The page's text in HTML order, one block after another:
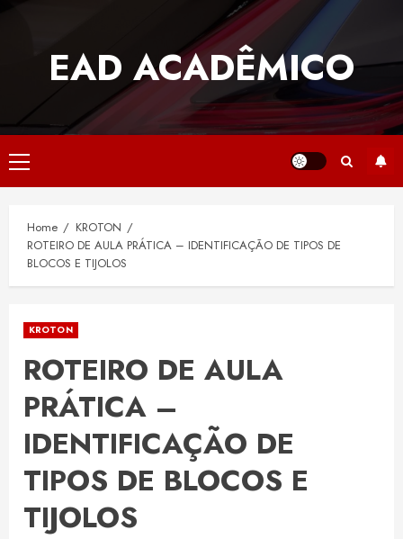
EAD ACADÊMICO
Primary
Menu
Home
KROTON
ROTEIRO DE AULA PRÁTICA – IDENTIFICAÇÃO DE TIPOS DE
BLOCOS E TIJOLOS
KROTON
ROTEIRO DE AULA
PRÁTICA –
IDENTIFICAÇÃO DE
TIPOS DE BLOCOS E
TIJOLOS